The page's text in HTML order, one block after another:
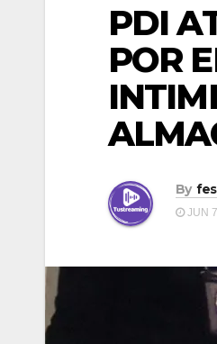
PDI
POR
By
JUN